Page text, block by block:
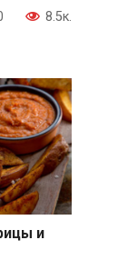
8.5к.
и